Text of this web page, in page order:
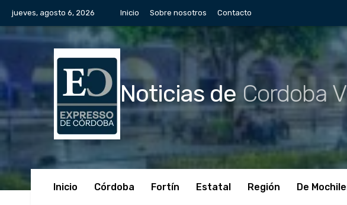
jueves, agosto 6, 2026 Inicio Sobre nosotros Contacto
Noticias de Cordoba
Inicio Córdoba Fortín Estatal Región De